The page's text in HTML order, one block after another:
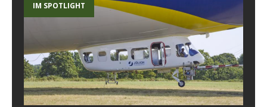
IM SPOTLIGHT